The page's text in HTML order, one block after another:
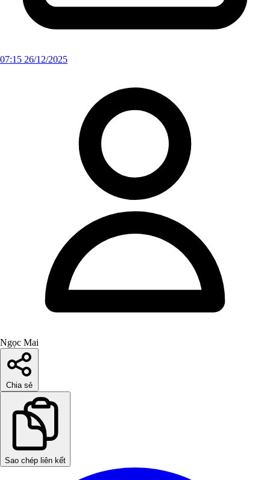
07:15 26/12/2025
Ngọc Mai
Chia sẻ
Sao chép liên kết